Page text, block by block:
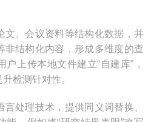
文、会议资料等结构化数据，并
非结构化内容，形成多维度的查
上传本地文件建立“自建库”，
检测针对性。
处理技术，提供同义词替换、